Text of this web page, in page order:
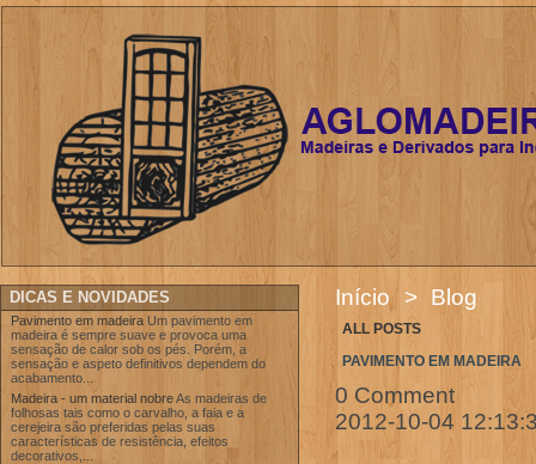
DICAS E NOVIDADES
Pavimento em madeira Um pavimento em
madeira é sempre suave e provoca uma
sensação de calor sob os pés. Porém, a
sensação e aspeto definitivos dependem do
acabamento...
Madeira - um material nobreAs madeiras de
folhosas tais como o carvalho, a faia e a
cerejeira são preferidas pelas suas
características de resistência, efeitos
decorativos,...
Início > Blog
ALL POSTS
PAVIMENTO EM MADEIRA
0 Comment
2012-10-04